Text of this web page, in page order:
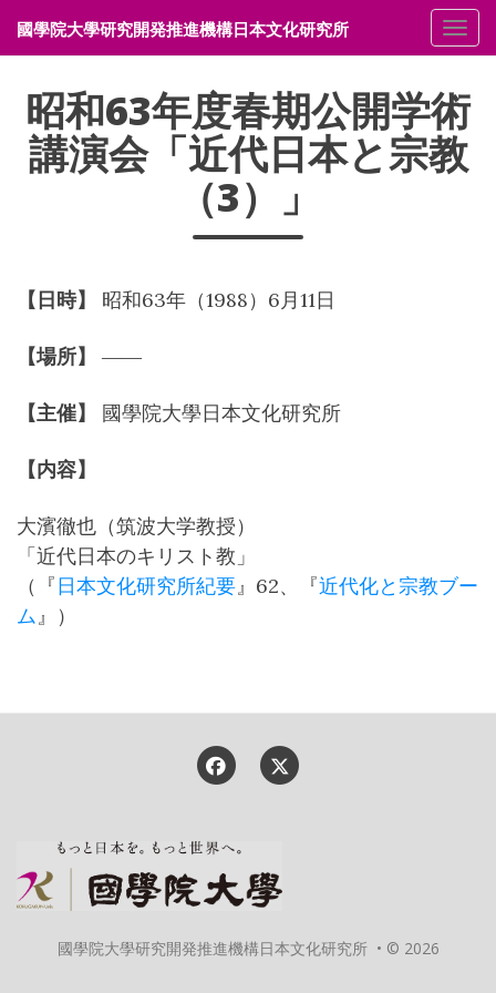
メ
國學院大學研究開発推進機構日本文化研究所
昭和63年度春期公開学術
講演会「近代日本と宗教
（3）」
【日時】 昭和63年（1988）6月11日
【場所】 ――
【主催】 國學院大學日本文化研究所
【内容】
大濱徹也（筑波大学教授）
「近代日本のキリスト教」
（『日本文化研究所紀要』62、『近代化と宗教ブー
ム』）
國學院大學研究開発推進機構日本文化研究所 • © 2026